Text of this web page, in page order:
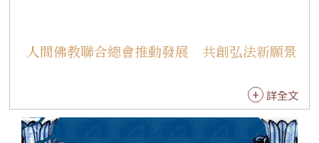
人間佛教聯合總會推動發展 共創弘法新願景
詳全文